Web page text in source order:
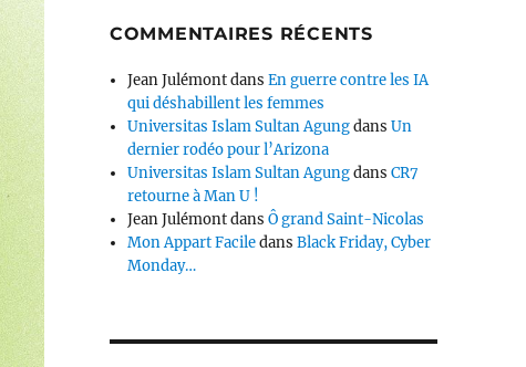
COMMENTAIRES RÉCENTS
Jean JulémontdansEn guerre contre les IA
qui déshabillent les femmes
Universitas Islam Sultan AgungdansUn
dernier rodéo pour l’Arizona
Universitas Islam Sultan AgungdansCR7
retourne à Man U !
Jean JulémontdansÔ grand Saint-Nicolas
Mon Appart FaciledansBlack Friday, Cyber
Monday…